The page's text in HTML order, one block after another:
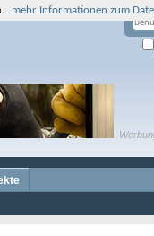
mehr Informationen zum